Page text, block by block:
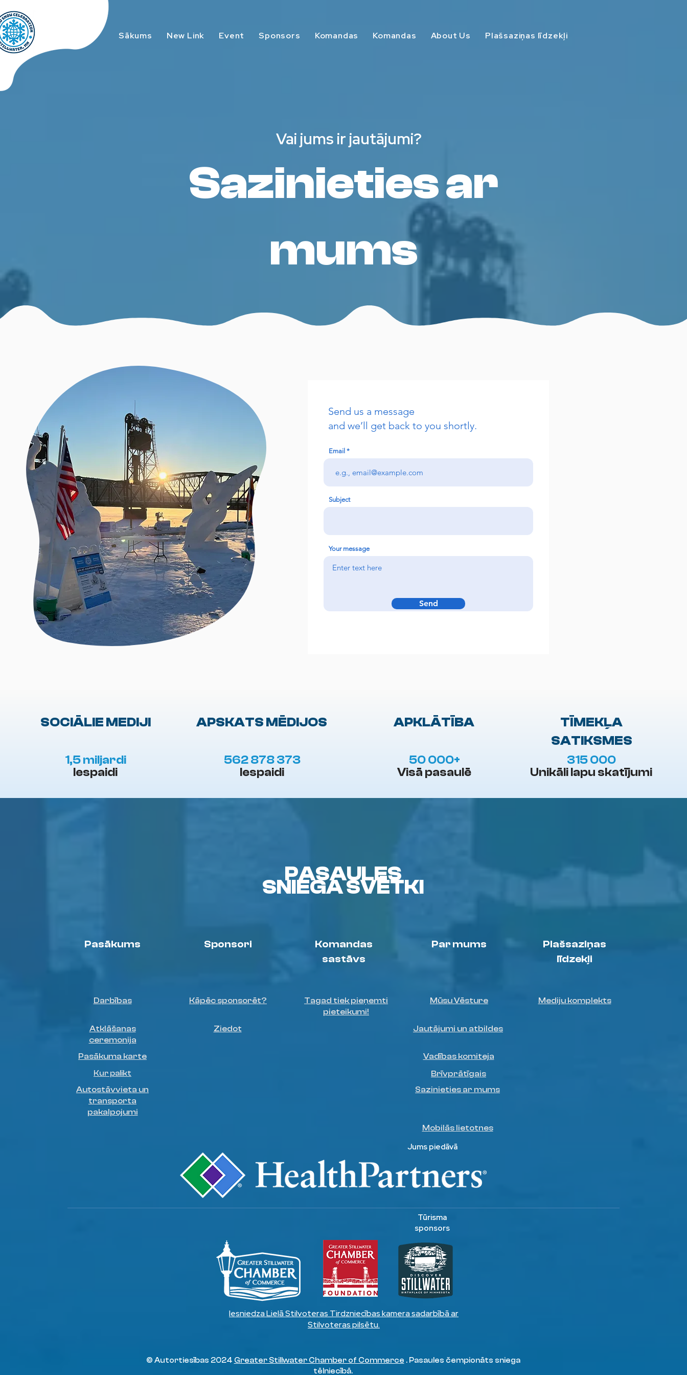
Sākums New Link Event Sponsors Komandas Komandas About Us Plašsaziņas līdzekļi
Vai jums ir jautājumi?
Sazinieties ar
mums
Send us a message
and we’ll get back to you shortly.
Email
Subject
Your message
Send
SOCIĀLIE MEDIJI
1,5 miljardi
Iespaidi
APSKATS MĒDIJOS
562 878 373
Iespaidi
APKLĀTĪBA
50 000+
Visā pasaulē
TĪMEKĻA
SATIKSMES
315 000
Unikāli lapu skatījumi
PASAULES
SNIEGA SVĒTKI
Pasākums Sponsori
Komandas
sastāvs
Par mums
Plašsaziņas
līdzekļi
Darbības
Atklāšanas
ceremonija
Pasākuma karte
Kur palikt
Autostāvvieta un
transporta
pakalpojumi
Kāpēc sponsorēt?
Ziedot
Tagad tiek pieņemti
pieteikumi!
Mūsu Vēsture
Jautājumi un atbildes
Vadības komiteja
Brīvprātīgais
Sazinieties ar mums
Mobilās lietotnes
Mediju komplekts
Jums piedāvā
Tūrisma
sponsors
Iesniedza Lielā Stilvoteras Tirdzniecības kamera sadarbībā ar
Stilvoteras pilsētu.
© Autortiesības 2024 Greater Stillwater Chamber of Commerce . Pasaules čempionāts sniega
tēlniecībā.